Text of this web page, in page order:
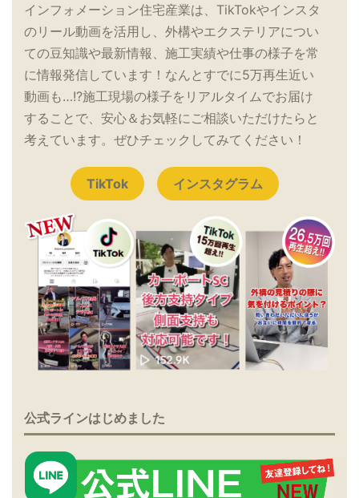
インフォメーション住宅産業は、TikTokやインスタ
のリール動画を活用し、外構やエクステリアについ
ての豆知識や最新情報、施工実績や仕事の様子を常
に情報発信しています！なんとすでに5万再生近い
動画も…!?施工現場の様子をリアルタイムでお届け
することで、安心＆お気軽にご相談いただけたらと
考えています。ぜひチェックしてみてください！
TikTok インスタグラム
公式ラインはじめました